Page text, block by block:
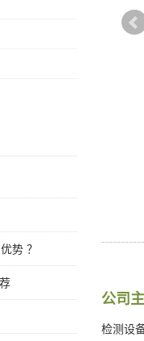
公司
检测设
势 ？